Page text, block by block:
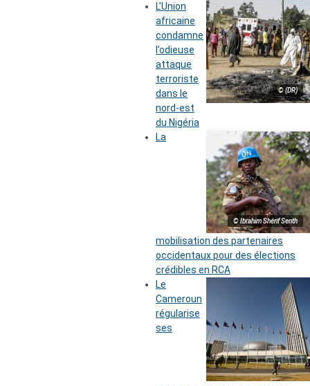
© (DR)
L’Union
africaine
condamne
l’odieuse
attaque
terroriste
dans le
nord-est
du Nigéria
© Ibrahim Shérif Senth
La
mobilisation des partenaires
occidentaux pour des élections
crédibles en RCA
Le
Cameroun
régularise
ses